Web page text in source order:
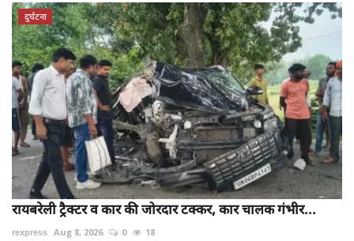
दुर्घटना
रायबरेली ट्रैक्टर व कार की जोरदार टक्कर, कार चालक गंभीर...
rexpress Aug 8, 2026 0 18